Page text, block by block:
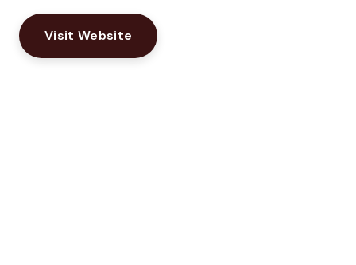
Visit Website